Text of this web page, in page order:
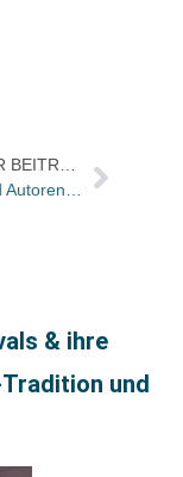
NÄCHSTER BEITRAG
Bücher und Autoren heute in den Feuilletons – und welche Gefahren hinter Adobes ‚Digital Editions 3.0‘ lauern
& ihre
und